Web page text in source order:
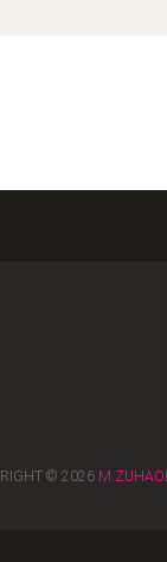
© 2026